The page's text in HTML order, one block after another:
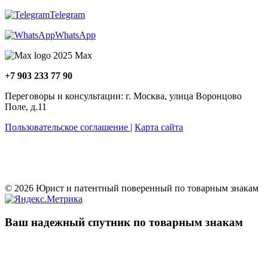
Telegram
WhatsApp
Maх
+7 903 233 77 90
Переговоры и консультации: г. Москва, улица Воронцово
Поле, д.11
Пользовательское соглашение | Карта сайта
© 2026 Юрист и патентный поверенный по товарным знакам
Ваш надежный спутник по товарным знакам